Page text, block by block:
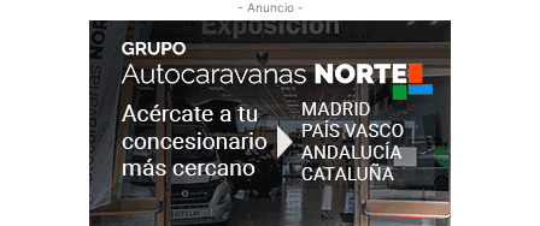
- Anuncio -